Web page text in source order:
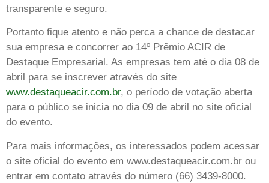
transparente e seguro.
Portanto fique atento e não perca a chance de destacar
sua empresa e concorrer ao 14º Prêmio ACIR de
Destaque Empresarial. As empresas tem até o dia 08 de
abril para se inscrever através do site
www.destaqueacir.com.br, o período de votação aberta
para o público se inicia no dia 09 de abril no site oficial
do evento.
Para mais informações, os interessados podem acessar
o site oficial do evento em www.destaqueacir.com.br ou
entrar em contato através do número (66) 3439-8000.